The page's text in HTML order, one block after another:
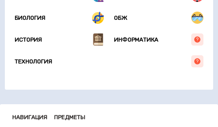
БИОЛОГИЯ ОБЖ
ИСТОРИЯ ИНФОРМАТИКА
ТЕХНОЛОГИЯ
НАВИГАЦИЯ ПРЕДМЕТЫ